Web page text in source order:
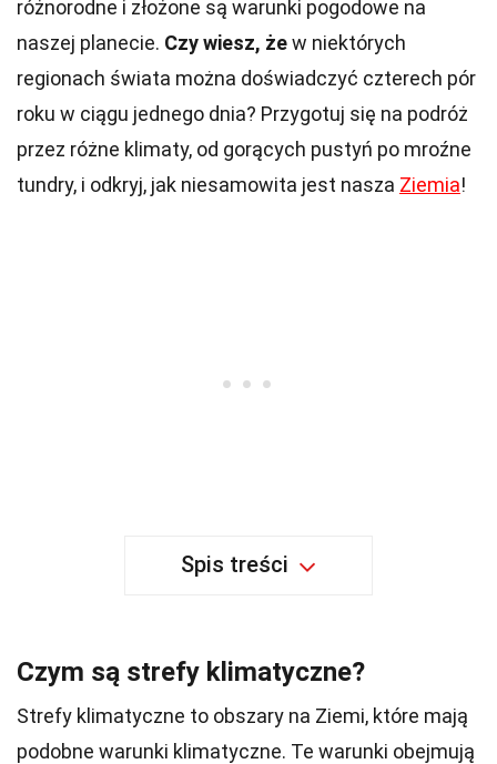
różnorodne i złożone są warunki pogodowe na
naszej planecie. Czy wiesz, żew niektórych
regionach świata można doświadczyć czterech pór
roku w ciągu jednego dnia? Przygotuj się na podróż
przez różne klimaty, od gorących pustyń po mroźne
tundry, i odkryj, jak niesamowita jest nasza Ziemia!
Spis treści
Czym są strefy klimatyczne?
Strefy klimatyczne to obszary na Ziemi, które mają
podobne warunki klimatyczne. Te warunki obejmują